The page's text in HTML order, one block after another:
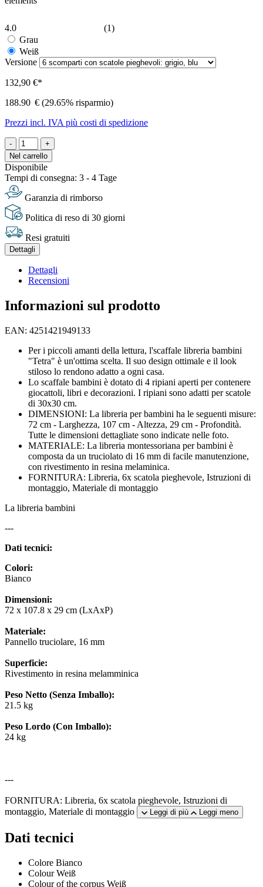
4.0
(1)
Grau
Weiß
Versione
132,90 €*
188.90 € (29.65% risparmio)
Prezzi incl. IVA più costi di spedizione
-
+
Nel carrello
Disponibile
Tempi di consegna: 3 - 4 Tage
Garanzia di rimborso
Politica di reso di 30 giorni
Resi gratuiti
Dettagli
Dettagli
Recensioni
Informazioni sul prodotto
EAN: 4251421949133
Per i piccoli amanti della lettura, l'scaffale libreria bambini
"Tetra" è un'ottima scelta. Il suo design ottimale e il look
stiloso lo rendono adatto a ogni casa.
Lo scaffale bambini è dotato di 4 ripiani aperti per contenere
giocattoli, libri e decorazioni. I ripiani sono adatti per scatole
di 30x30 cm.
DIMENSIONI: La libreria per bambini ha le seguenti misure:
72 cm - Larghezza, 107 cm - Altezza, 29 cm - Profondità.
Tutte le dimensioni dettagliate sono indicate nelle foto.
MATERIALE: La libreria montessoriana per bambini è
composta da un truciolato di 16 mm di facile manutenzione,
con rivestimento in resina melaminica.
FORNITURA: Libreria, 6x scatola pieghevole, Istruzioni di
montaggio, Materiale di montaggio
La libreria bambini
---
Dati tecnici:
Colori:
Bianco
Dimensioni:
72 x 107.8 x 29 cm (LxAxP)
Materiale:
Pannello truciolare, 16 mm
Superficie:
Rivestimento in resina melamminica
Peso Netto (Senza Imballo):
21.5 kg
Peso Lordo (Con Imballo):
24 kg
---
FORNITURA: Libreria, 6x scatola pieghevole, Istruzioni di
montaggio, Materiale di montaggio
Leggi di più Leggi meno
Dati tecnici
Colore Bianco
Colour Weiß
Colour of the corpus Weiß